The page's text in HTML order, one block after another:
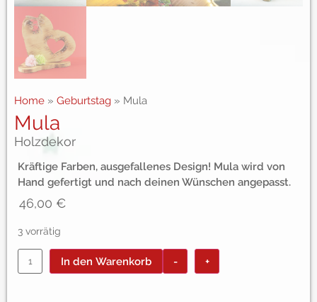
Home » Geburtstag » Mula
Mula
Holzdekor
Kräftige Farben, ausgefallenes Design! Mula wird von
Hand gefertigt und nach deinen Wünschen angepasst.
46,00 €
3 vorrätig
- +
In den Warenkorb